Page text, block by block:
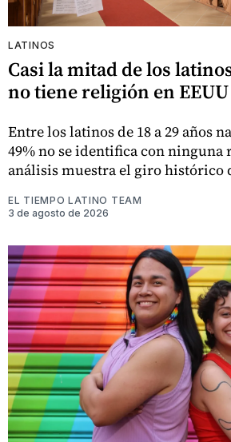
LATINOS
Casi la mitad de los
no tiene religión en EEUU
Entre los latinos de 18 a 29 años
49% no se identifica con
análisis muestra el giro histórico
EL TIEMPO LATINO TEAM
3 de agosto de 2026